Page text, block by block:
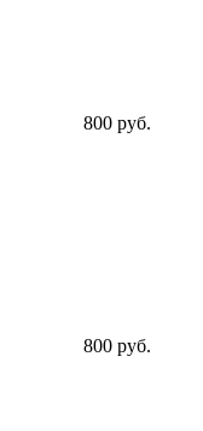
800 руб.
800 руб.